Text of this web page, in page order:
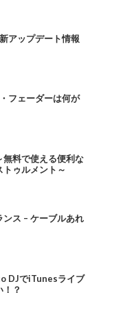
アップデート情報
フェーダーは何が
料で使える便利な
ゥルメント～
ス – ケーブルあれ
DJでiTunesライブ
？